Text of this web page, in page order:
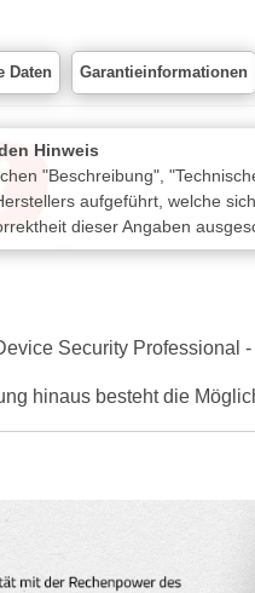
Daten Garantieinformationen
Hinweis
"Beschreibung",
aufgeführt, welche
dieser Angaben
Security Professional
hinaus besteht die